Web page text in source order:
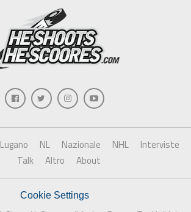
Lugano NL Nazionale NHL
Interviste
Talk
Altro About
Cookie Settings